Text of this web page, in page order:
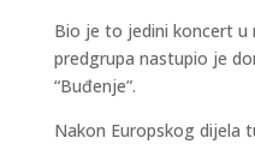
Bio je to jedini koncert u
predgrupa nastupio je
“Buđenje”.
Nakon Europskog dijela